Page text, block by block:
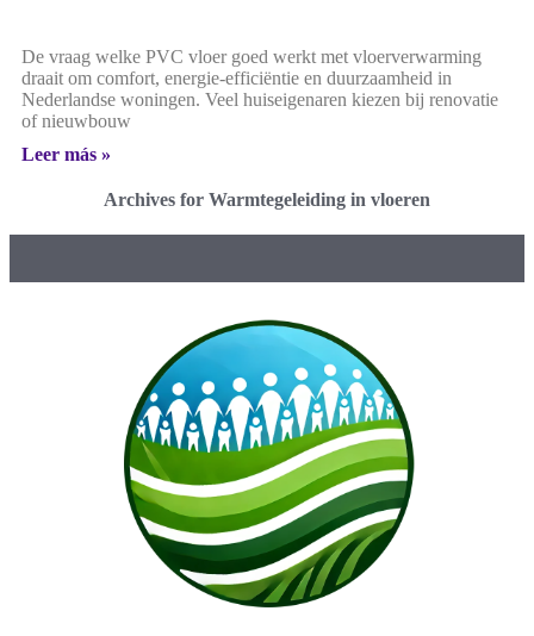
De vraag welke PVC vloer goed werkt met vloerverwarming
draait om comfort, energie-efficiëntie en duurzaamheid in
Nederlandse woningen. Veel huiseigenaren kiezen bij renovatie
of nieuwbouw
Leer más »
Archives for Warmtegeleiding in vloeren